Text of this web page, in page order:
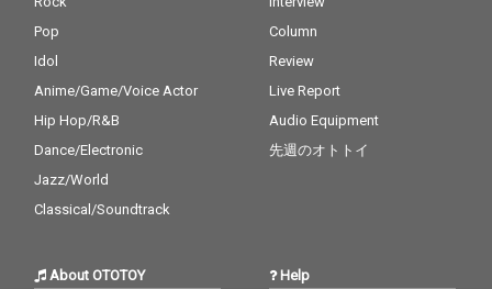
Pop
Idol
Anime/Game/Voice Actor
Hip Hop/R&B
Dance/Electronic
Jazz/World
Classical/Soundtrack
Column
Review
Live Report
Audio Equipment
先週のオトトイ
About OTOTOY Help